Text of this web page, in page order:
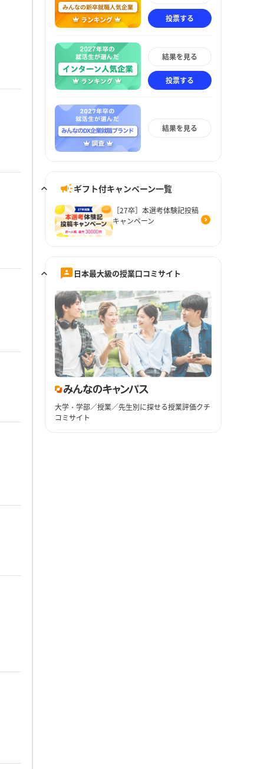
投票する
結果を見る
投票する
結果を見る
ギフト付キャンペーン一覧
［27卒］本選考体験記投稿
キャンペーン
日本最大級の授業口コミサイト
大学・学部／授業／先生別に探せる授業評価クチ
コミサイト